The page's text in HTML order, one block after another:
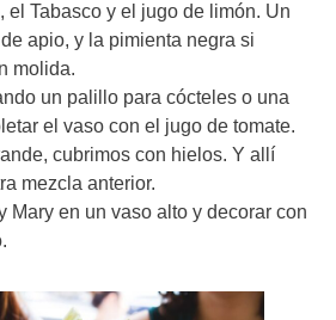
el Tabasco y el jugo de limón. Un
apio, y la pimienta negra si
molida.
un palillo para cócteles o una
el vaso con el jugo de tomate.
cubrimos con hielos. Y allí
mezcla anterior.
Mary en un vaso alto y decorar con